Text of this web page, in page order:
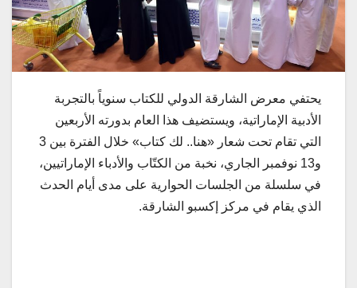
يحتفي معرض الشارقة الدولي للكتاب سنوياً بالتجربة
الأدبية الإماراتية، ويستضيف هذا العام بدورته الأربعين
التي تقام تحت شعار «هنا.. لك كتاب» خلال الفترة بين 3
و13 نوفمبر الجاري، نخبة من الكتّاب والأدباء الإماراتيين،
في سلسلة من الجلسات الحوارية على مدى أيام الحدث
الذي يقام في مركز إكسبو الشارقة.